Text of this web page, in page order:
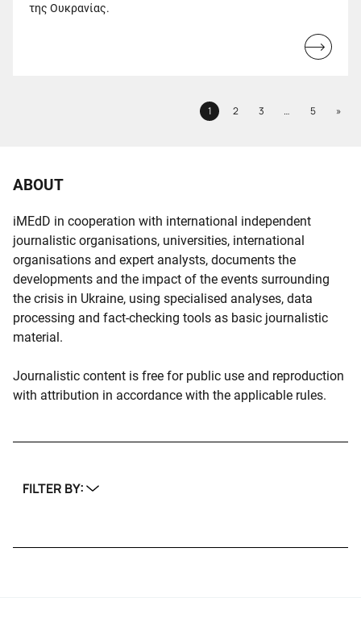
ABOUT
iMEdD in cooperation with international independent
journalistic organisations, universities, international
organisations and expert analysts, documents the
developments and the impact of the events surrounding
the crisis in Ukraine, using specialised analyses, data
processing and fact-checking tools as basic journalistic
material.
Journalistic content is free for public use and reproduction
with attribution in accordance with the applicable rules.
FILTER BY:
της Ουκρανίας.
Read
Page
1 Page
2 Page
3 … Page
5 »Next